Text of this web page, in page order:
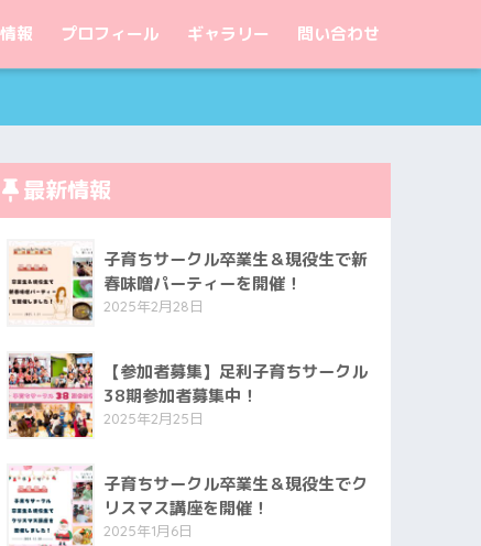
報 プロフィール ギャラリー 問い合わせ
最新情報
子育ちサークル卒業生＆現役生で新
春味噌パーティーを開催！
2025年2月28日
【参加者募集】足利子育ちサークル
38期参加者募集中！
2025年2月25日
子育ちサークル卒業生＆現役生でク
リスマス講座を開催！
2025年1月6日